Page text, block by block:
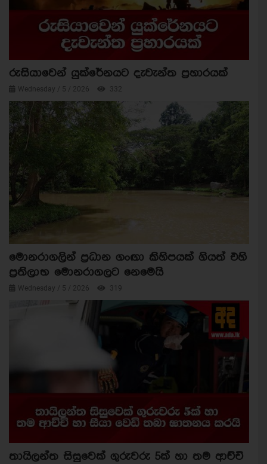
රුසියාවෙන් යුක්රේනයට දැවැන්ත ප්‍රහාරයක්
Wednesday / 5 / 2026 332
මොනරාගලින් ප්‍රධාන ගංඟා කිහිපයක් ගියත් එහි
ප්‍රතිලාභ මොනරාගලට නෙමෙයි
Wednesday / 5 / 2026 319
තායිලන්ත සිසුවෙක් ගුරුවරු 5ක් හා තම ආච්චි